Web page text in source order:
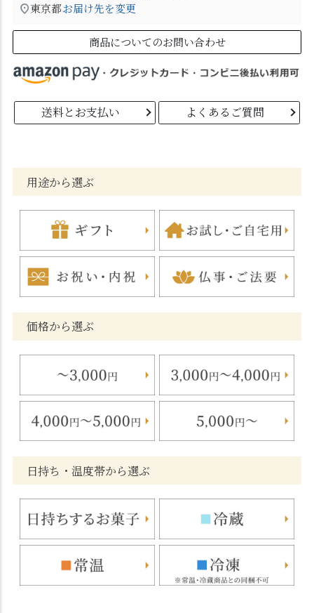
東京都お届け先を変更
商品についてのお問い合わせ
送料とお支払い よくあるご質問
用途から選ぶ
価格から選ぶ
日持ち・温度帯から選ぶ